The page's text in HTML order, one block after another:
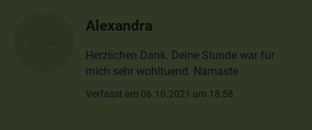
Alexandra
Herzlichen Dank. Deine Stunde war für
mich sehr wohltuend. Namaste
Verfasst am 06.10.2021 um 18:58